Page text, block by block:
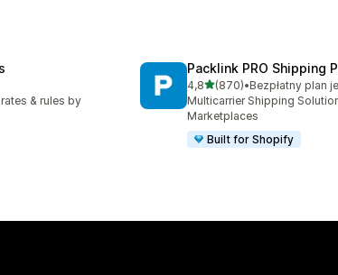
& rules by
Packlink PRO Shipping
4,8na 5 gwiazdek
(870)
Łączna liczba recenzji: 870
•Bezpłatny plan
Multicarrier Shipping
Marketplaces
Built for Shopify